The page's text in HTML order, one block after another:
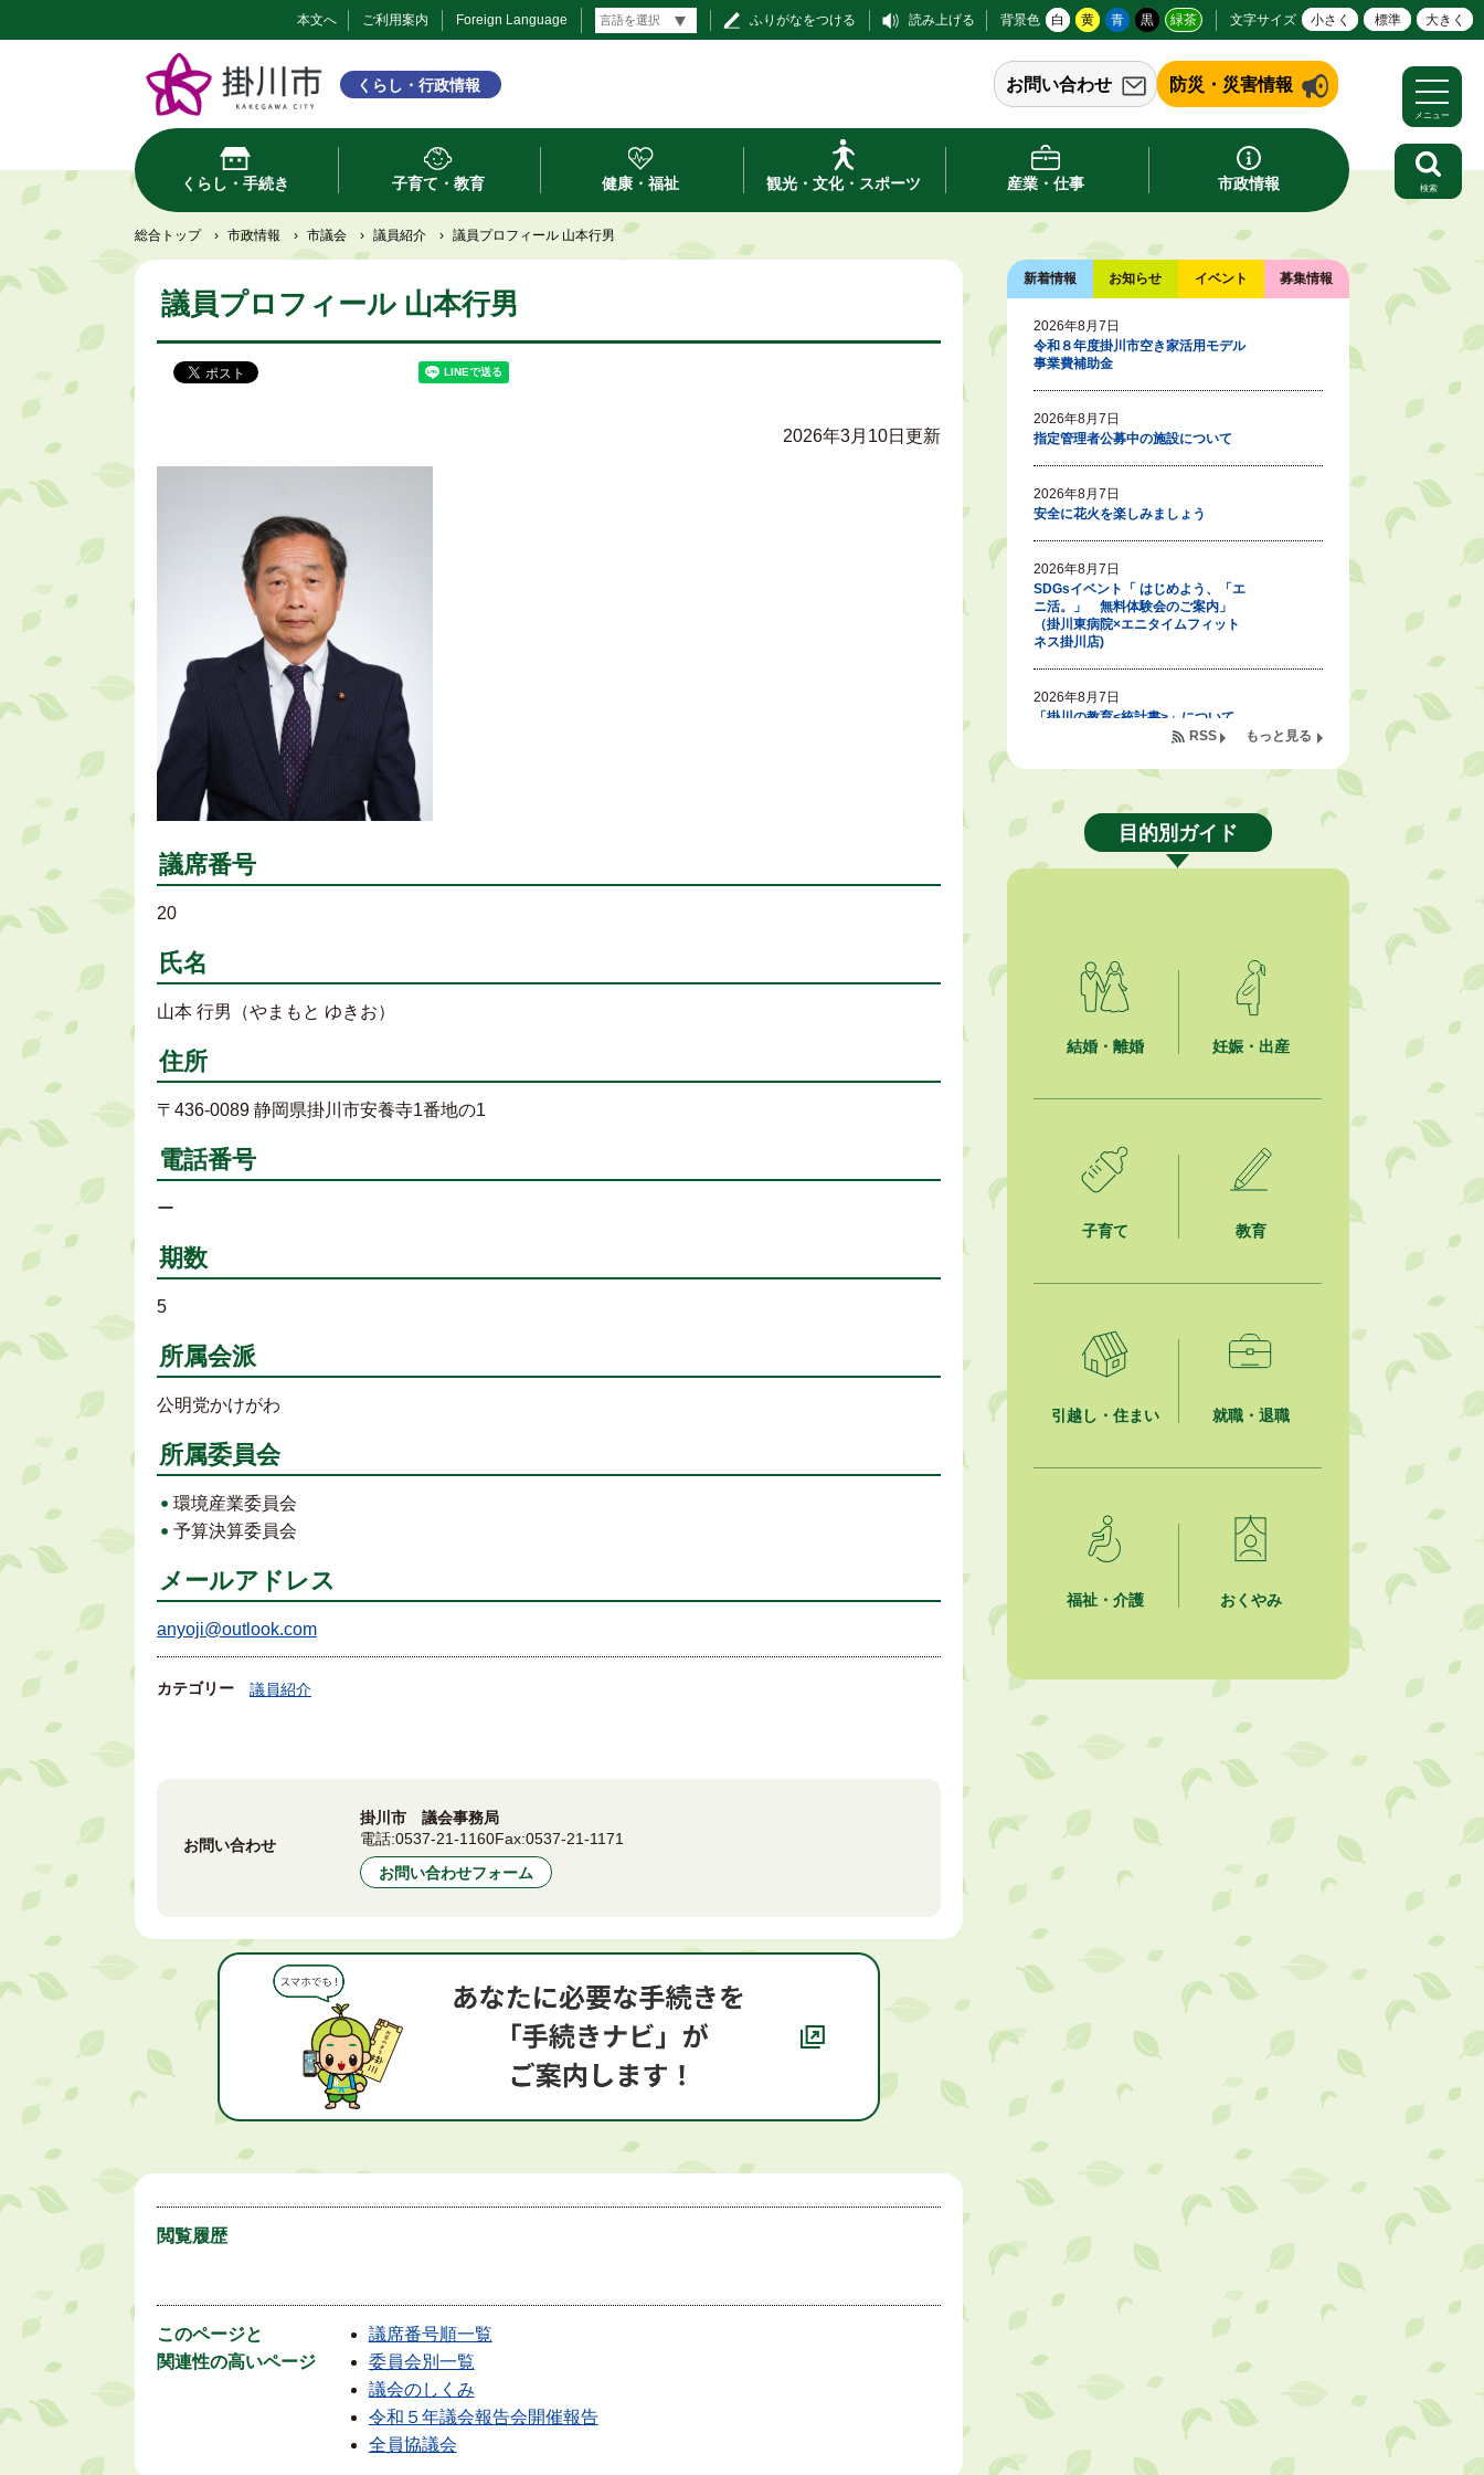
本文へ ご利用案内 Foreign Language ふりがなをつける 読み上げる 背景色 白 黄 青 黒 緑茶 文字サイズ 小さく 標準 大きく
くらし・行政情報 お問い合わせ 防災・災害情報
くらし・手続き 子育て・教育 健康・福祉 観光・文化・スポーツ 産業・仕事 市政情報
メニュー
検索
総合トップ › 市政情報 › 市議会 › 議員紹介 › 議員プロフィール 山本行男
議員プロフィール 山本行男
2026年3月10日更新
議席番号
20
氏名
山本 行男（やまもと ゆきお）
住所
〒436-0089 静岡県掛川市安養寺1番地の1
電話番号
ー
期数
5
所属会派
公明党かけがわ
所属委員会
環境産業委員会
予算決算委員会
メールアドレス
anyoji@outlook.com
カテゴリー 議員紹介
お問い合わせ
掛川市 議会事務局
電話:0537-21-1160Fax:0537-21-1171
お問い合わせフォーム
閲覧履歴
このページと
関連性の高いページ
議席番号順一覧
委員会別一覧
議会のしくみ
令和５年議会報告会開催報告
全員協議会
新着情報 お知らせ イベント 募集情報
2026年8月7日
令和８年度掛川市空き家活用モデル
事業費補助金
2026年8月7日
指定管理者公募中の施設について
2026年8月7日
安全に花火を楽しみましょう
2026年8月7日
SDGsイベント「 はじめよう、「エ
ニ活。」 無料体験会のご案内」
（掛川東病院×エニタイムフィット
ネス掛川店)
2026年8月7日
「掛川の教育<統計書>」について
2026年8月6日
館、大須賀中央公民館）講座のお知
2026年8月6日
就職・転職相談会のご案内
2026年8月6日
2026年8月5日
ジュビロ磐田（情報提供・お知ら
2026年8月5日
2026年8月4日
【日本DX大賞2026】ポスターセッ
ション最優秀賞を受賞しました！
2026年8月4日
2026年8月4日
夏季休暇期間 開業医等診療予定
2026年8月3日
「水道カルテ」の公表について
企業版ふるさと納税（地方創生応援
2026年8月3日
【参加者募集】プロ棋士から学ぼ
もっと見る
RSS
目的別ガイド
結婚・離婚 妊娠・出産
子育て 教育
引越し・住まい 就職・退職
福祉・介護 おくやみ